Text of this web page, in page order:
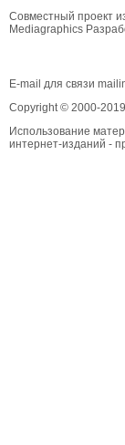
Совместный проект
Mediagraphics
E-mail для связи
Copyright © 2000-
Использование
интернет-изданий -